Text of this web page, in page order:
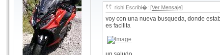
richi Escribi�: [Ver Mensaje]
voy con una nueva busqueda, donde
es facilita